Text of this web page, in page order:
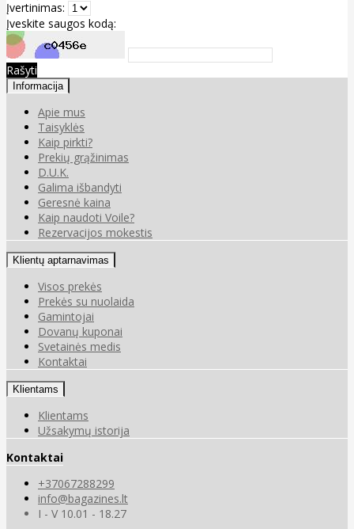
Įvertinimas:
Įveskite saugos kodą:
Rašyti
Informacija
Apie mus
Taisyklės
Kaip pirkti?
Prekių grąžinimas
D.U.K.
Galima išbandyti
Geresnė kaina
Kaip naudoti Voile?
Rezervacijos mokestis
Klientų aptarnavimas
Visos prekės
Prekės su nuolaida
Gamintojai
Dovanų kuponai
Svetainės medis
Kontaktai
Klientams
Klientams
Užsakymų istorija
Kontaktai
+37067288299
info@bagazines.lt
I - V 10.01 - 18.27